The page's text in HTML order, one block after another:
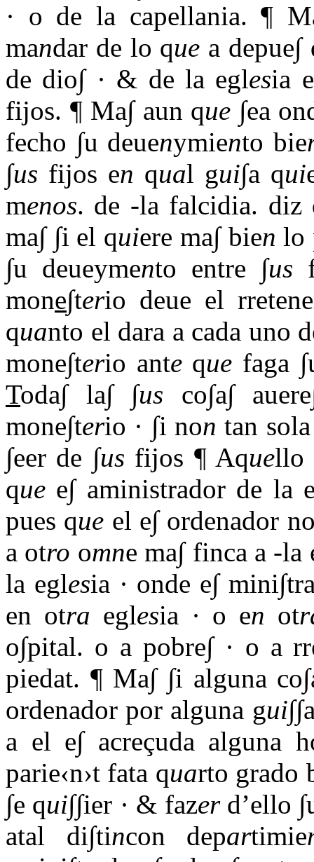
· o de la capellania. ¶
mandar de lo que a depue∫
de dio∫ · & de la eglesia
fijos. ¶ Ma∫ aun que ∫ea
fecho ∫u deuenymiento bie
∫us fijos en qual gui∫a qui
menos. de -la falcidia. diz
ma∫ ∫i el quiere ma∫ bien lo
∫u deueymento entre ∫us
mone∫terio deue el
quanto el dara a cada uno
mone∫terio anteque faga
Toda∫ la∫ ∫us co∫a∫
mone∫terio · ∫i non tan
∫eer de ∫us fijos ¶ Aquello
que e∫ aministrador de la
pues que el e∫ ordenador
a otro omne ma∫ finca a -la
la eglesia · onde e∫
en otra eglesia · o en ot
o∫pital. o a pobre∫ · o a
piedat. ¶ Ma∫ ∫i alguna
ordenador por alguna gui
a el e∫ acreçuda alguna
parie‹n›t fata quarto grado
∫e qui∫∫ier · & fazerd’ello
atal di∫tincon departimie